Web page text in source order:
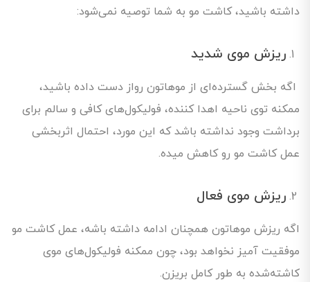
داشته باشید، کاشت مو به شما توصیه نمی‌شود:
ریزش موی شدید
اگه بخش گسترده‌ای از موهاتون رواز دست داده باشید،
ممکنه توی ناحیه اهدا کننده، فولیکول‌های کافی و سالم برای
برداشت وجود نداشته باشد که این مورد، احتمال اثربخشی
عمل کاشت مو رو کاهش میده.
ریزش موی فعال
اگه ریزش موهاتون همچنان ادامه داشته باشه، عمل کاشت مو
موفقیت‌ آمیز نخواهد بود، چون ممکنه فولیکول‌های موی
کاشته‌شده به طور کامل بریزن.